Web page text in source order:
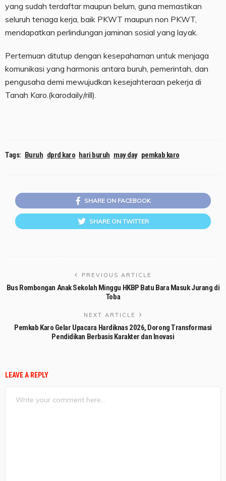
yang sudah terdaftar maupun belum, guna memastikan
seluruh tenaga kerja, baik PKWT maupun non PKWT,
mendapatkan perlindungan jaminan sosial yang layak.
Pertemuan ditutup dengan kesepahaman untuk menjaga
komunikasi yang harmonis antara buruh, pemerintah, dan
pengusaha demi mewujudkan kesejahteraan pekerja di
Tanah Karo.(karodaily/rill).
Tags: Buruh dprd karo hari buruh may day pemkab karo
SHARE ON FACEBOOK
SHARE ON TWITTER
PREVIOUS ARTICLE
Bus Rombongan Anak Sekolah Minggu HKBP Batu Bara Masuk Jurang di
Toba
NEXT ARTICLE
Pemkab Karo Gelar Upacara Hardiknas 2026, Dorong Transformasi
Pendidikan Berbasis Karakter dan Inovasi
LEAVE A REPLY